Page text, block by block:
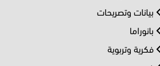
بيانات وتصريحات
بانوراما
فكرية وتربوية